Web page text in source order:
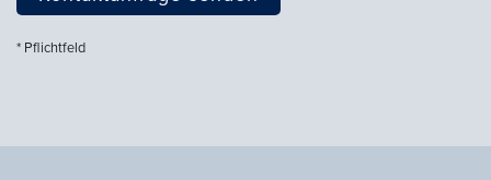
* Pflichtfeld